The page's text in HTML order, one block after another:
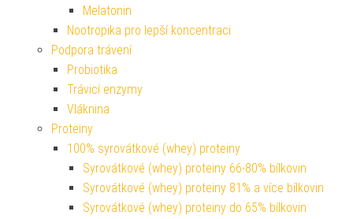
Melatonin
Nootropika pro lepší koncentraci
Podpora trávení
Probiotika
Trávicí enzymy
Vláknina
Proteiny
100% syrovátkové (whey) proteiny
Syrovátkové (whey) proteiny 66-80% bílkovin
Syrovátkové (whey) proteiny 81% a více bílkovin
Syrovátkové (whey) proteiny do 65% bílkovin